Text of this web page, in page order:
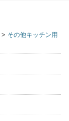
> その他キッチン用